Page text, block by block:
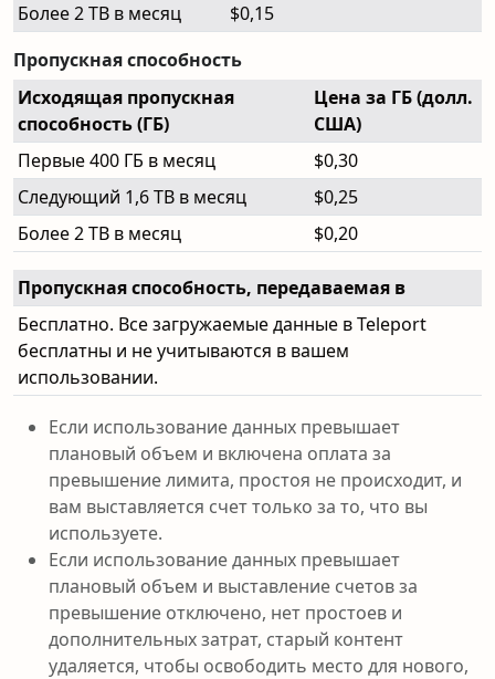
Более 2 TB в месяц
$0,15
Пропускная способность
Исходящая пропускная
способность (ГБ)
Цена за ГБ (долл.
США)
Первые 400 ГБ в месяц
$0,30
Следующий 1,6 TB в месяц
$0,25
Более 2 TB в месяц
$0,20
Пропускная способность, передаваемая в
Бесплатно. Все загружаемые данные в Teleport
бесплатны и не учитываются в вашем
использовании.
Если использование данных превышает
плановый объем и включена оплата за
превышение лимита, простоя не происходит, и
вам выставляется счет только за то, что вы
используете.
Если использование данных превышает
плановый объем и выставление счетов за
превышение отключено, нет простоев и
дополнительных затрат, старый контент
удаляется, чтобы освободить место для нового,